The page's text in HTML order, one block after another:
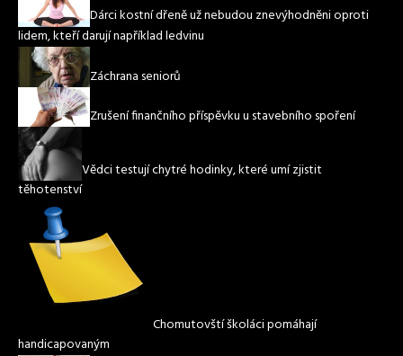
Dárci kostní dřeně už nebudou znevýhodněni oproti
lidem, kteří darují například ledvinu
Záchrana seniorů
Zrušení finančního příspěvku u stavebního spoření
Vědci testují chytré hodinky, které umí zjistit
těhotenství
Chomutovští školáci pomáhají
handicapovaným